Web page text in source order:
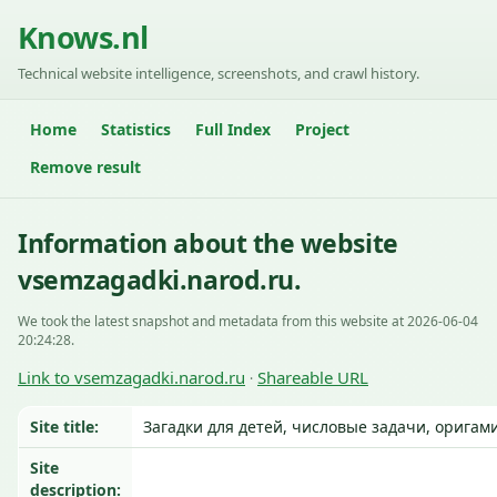
Knows.nl
Technical website intelligence, screenshots, and crawl history.
Home Statistics Full Index
Project
Remove result
Information about the website
vsemzagadki.narod.ru.
We took the latest snapshot and metadata from this website at 2026-06-04
20:24:28.
Link to vsemzagadki.narod.ru · Shareable URL
Site title:
Загадки для детей, числовые задачи,
Site
description: